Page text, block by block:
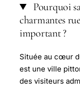
Pourquoi
charmantes
important ?
Située au cœur
est une ville
des visiteurs